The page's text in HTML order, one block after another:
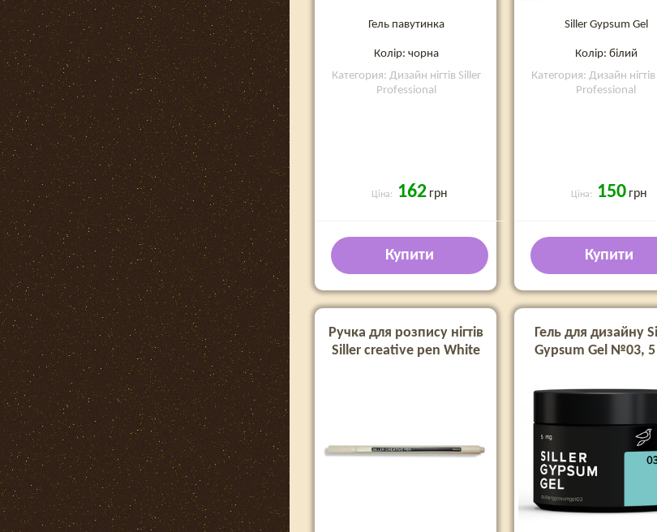
Гель павутинка
Колір: чорна
Категория: Дизайн нігтів Siller
Professional
Ціна: 162 грн
Купити
Siller Gypsum Gel
Колір: білий
Категория: Дизайн
Professional
Ціна: 150 грн
Купити
Ручка для розпису нігтів
Siller creative pen White
Гель для дизайну
Gypsum Gel №03,